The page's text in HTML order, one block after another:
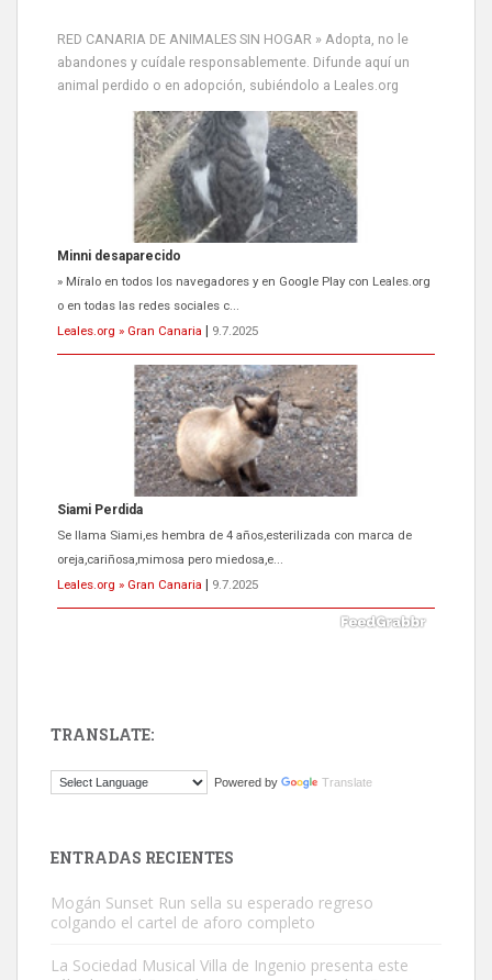
RED CANARIA DE ANIMALES SIN HOGAR » Adopta, no le
abandones y cuídale responsablemente. Difunde aquí un
animal perdido o en adopción, subiéndolo a Leales.org
Siami Perdida
Se llama Siami,es hembra de 4 años,esterilizada con marca de
oreja,cariñosa,mimosa pero miedosa,e...
Leales.org » Gran Canaria
9.7.2025
ADOPCIÓN URGENTE GATA TEROR GRAN CANARIA
El ayuntamiento se va a llevar a Los Gatos callejeros de la zona los
próximos días, ella incluida...
Leales.org » Gran Canaria
9.7.2025
Este gato macho ha aparecido en la calle hace menos de un mes,
TRANSLATE:
Powered by Translate
ENTRADAS RECIENTES
Mogán Sunset Run sella su esperado regreso
colgando el cartel de aforo completo
La Sociedad Musical Villa de Ingenio presenta este